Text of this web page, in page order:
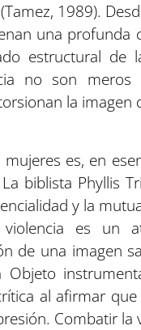
1989).
una
estructural de
no son meros
la imagen
es, en
biblista Phyllis
y la
es un
de una imagen
Objeto
al afirmar
Combatir